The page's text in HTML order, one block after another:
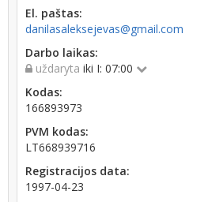
El. paštas:
danilasaleksejevas@gmail.com
Darbo laikas:
uždaryta iki I: 07:00
Kodas:
166893973
PVM kodas:
LT668939716
Registracijos data:
1997-04-23